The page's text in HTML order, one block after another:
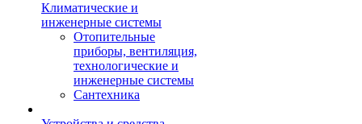
Климатические и
инженерные системы
Отопительные
приборы, вентиляция,
технологические и
инженерные системы
Сантехника